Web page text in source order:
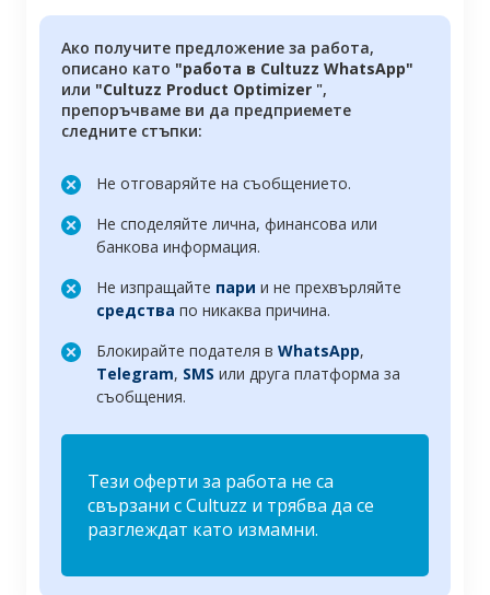
Ако получите предложение за работа,
описано като "работа в Cultuzz WhatsApp"
или "Cultuzz Product Optimizer ",
препоръчваме ви да предприемете
следните стъпки:
Не отговаряйте на съобщението.
Не споделяйте лична, финансова или
банкова информация.
Не изпращайте пари и не прехвърляйте
средства по никаква причина.
Блокирайте подателя в WhatsApp,
Telegram, SMS или друга платформа за
съобщения.
Тези оферти за работа не са
свързани с Cultuzz и трябва да се
разглеждат като измамни.